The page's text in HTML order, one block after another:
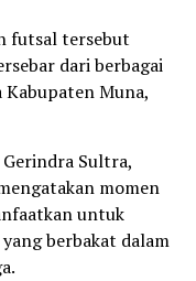
futsal tersebut
dari berbagai
Kabupaten Muna,
Sultra,
momen
untuk
berbakat dalam